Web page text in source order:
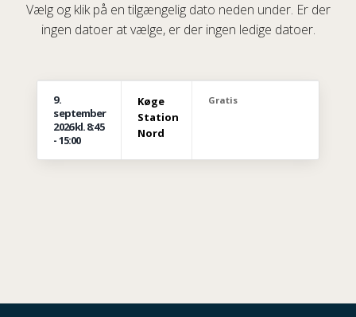
Vælg og klik på en tilgængelig dato neden under. Er der
ingen datoer at vælge, er der ingen ledige datoer.
9.
september
2026kl. 8:45
- 15:00
Køge
Station
Nord
Gratis